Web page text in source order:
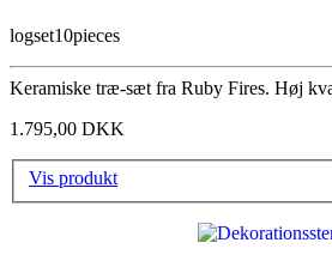
logset10pieces
Keramiske træ-sæt fra Ruby Fires. Høj
1.795,00 DKK
Vis produkt